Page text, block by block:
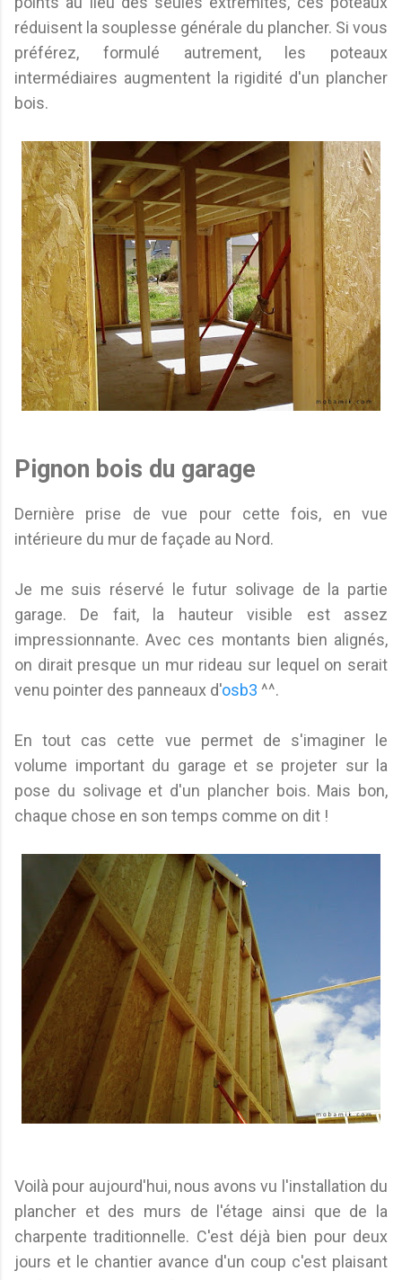
réduisent la souplesse générale du plancher. Si vous
préférez, formulé autrement, les poteaux
intermédiaires augmentent la rigidité d'un plancher
bois.
Pignon bois du garage
Dernière prise de vue pour cette fois, en vue
intérieure du mur de façade au Nord.
Je me suis réservé le futur solivage de la partie
garage. De fait, la hauteur visible est assez
impressionnante. Avec ces montants bien alignés,
on dirait presque un mur rideau sur lequel on serait
venu pointer des panneaux d'osb3 ^^.
En tout cas cette vue permet de s'imaginer le
volume important du garage et se projeter sur la
pose du solivage et d'un plancher bois. Mais bon,
chaque chose en son temps comme on dit !
Voilà pour aujourd'hui, nous avons vu l'installation du
plancher et des murs de l'étage ainsi que de la
charpente traditionnelle. C'est déjà bien pour deux
jours et le chantier avance d'un coup c'est plaisant